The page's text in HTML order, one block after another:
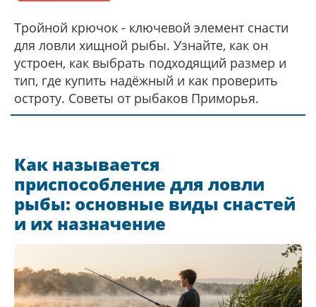
Тройной крючок - ключевой элемент снасти
для ловли хищной рыбы. Узнайте, как он
устроен, как выбрать подходящий размер и
тип, где купить надёжный и как проверить
остроту. Советы от рыбаков Приморья.
Как называется
приспособление для ловли
рыбы: основные виды снастей
и их назначение